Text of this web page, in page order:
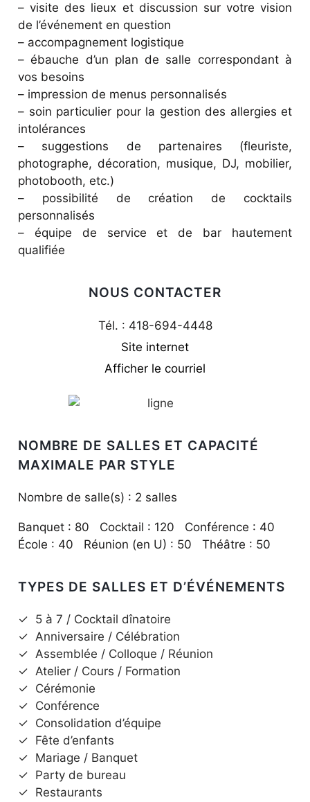
– visite des lieux et discussion sur votre vision
de l’événement en question
– accompagnement logistique
– ébauche d’un plan de salle correspondant à
vos besoins
– impression de menus personnalisés
– soin particulier pour la gestion des allergies et
intolérances
– suggestions de partenaires (fleuriste,
photographe, décoration, musique, DJ, mobilier,
photobooth, etc.)
– possibilité de création de cocktails
personnalisés
– équipe de service et de bar hautement
qualifiée
NOUS CONTACTER
Tél. : 418-694-4448
Site internet
Afficher le courriel
NOMBRE DE SALLES ET CAPACITÉ
MAXIMALE PAR STYLE
Nombre de salle(s) : 2 salles
Banquet : 80 Cocktail : 120 Conférence : 40
École : 40 Réunion (en U) : 50 Théâtre : 50
TYPES DE SALLES ET D’ÉVÉNEMENTS
✓ 5 à 7 / Cocktail dînatoire
✓ Anniversaire / Célébration
✓ Assemblée / Colloque / Réunion
✓ Atelier / Cours / Formation
✓ Cérémonie
✓ Conférence
✓ Consolidation d’équipe
✓ Fête d’enfants
✓ Mariage / Banquet
✓ Party de bureau
✓ Restaurants